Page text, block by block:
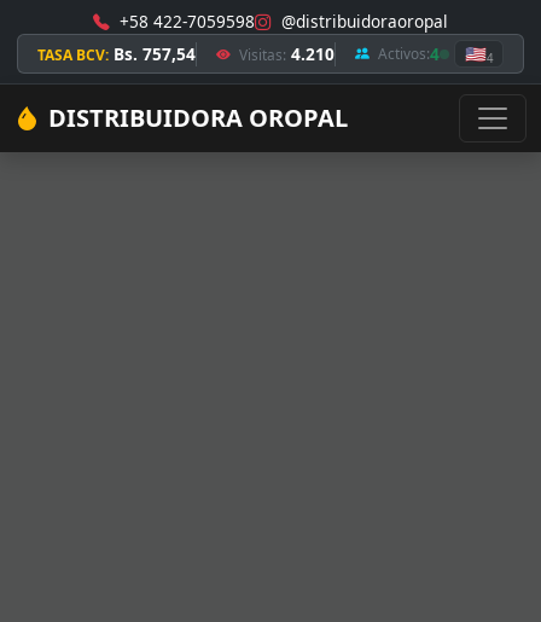
+58 422-7059598 @distribuidoraoropal
TASA BCV: Bs. 757,54 Visitas: 4.210 Activos:4 🇺🇸4
DISTRIBUIDORA OROPAL